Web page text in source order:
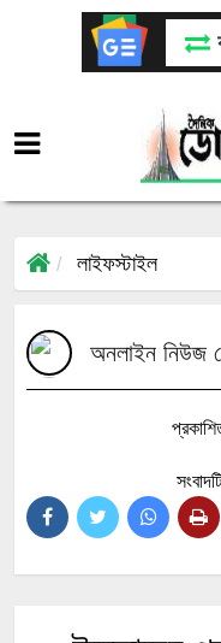
লাইফস্টাইল
অনলাইন নিউজ